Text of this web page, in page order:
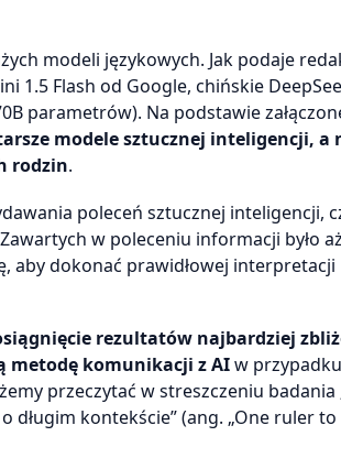
modeli językowych. Jak podaje
1.5 Flash od Google, chińskie
parametrów). Na podstawie
modele sztucznej inteligencji, a
rodzin.
poleceń sztucznej inteligencji,
w poleceniu informacji było
aby dokonać prawidłowej
rezultatów najbardziej
metodę komunikacji z AIw przypadku
przeczytać w streszczeniu badania
kontekście” (ang. „One ruler